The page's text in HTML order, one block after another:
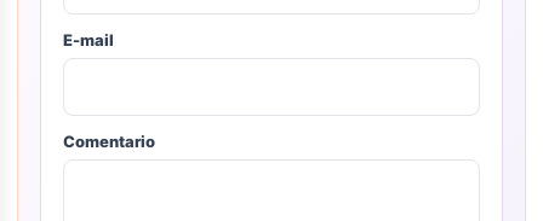
E-mail
Comentario